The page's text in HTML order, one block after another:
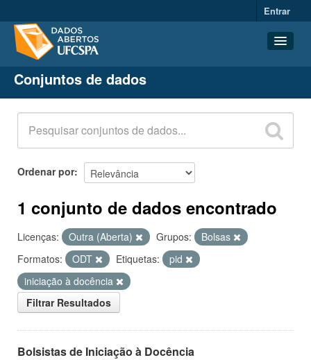
Entrar
Conjuntos de dados
Organizações
Grupos
Sobre
Conjuntos de dados
Ordenar por
1 conjunto de dados encontrado
Licenças: Outra (Aberta) Grupos:
Bolsas
Formatos:
ODT Etiquetas:
pid
iniciação à docência
Filtrar Resultados
Bolsistas de Iniciação à Docência